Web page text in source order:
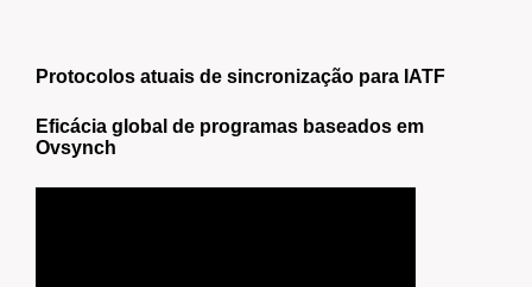
Protocolos atuais de sincronização para IATF
Eficácia global de programas baseados em
Ovsynch